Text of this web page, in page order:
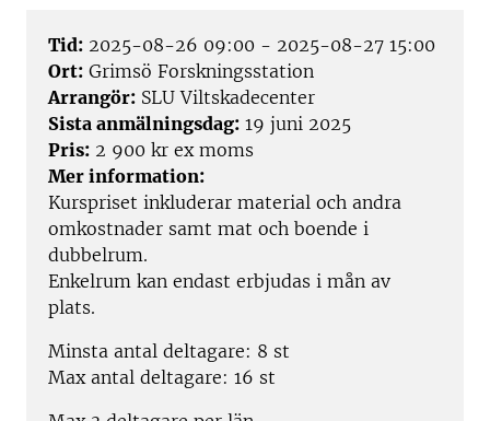
Tid: 2025-08-26 09:00 - 2025-08-27 15:00
Ort: Grimsö Forskningsstation
Arrangör: SLU Viltskadecenter
Sista anmälningsdag: 19 juni 2025
Pris: 2 900 kr ex moms
Mer information:
Kurspriset inkluderar material och andra
omkostnader samt mat och boende i
dubbelrum.
Enkelrum kan endast erbjudas i mån av
plats.
Minsta antal deltagare: 8 st
Max antal deltagare: 16 st